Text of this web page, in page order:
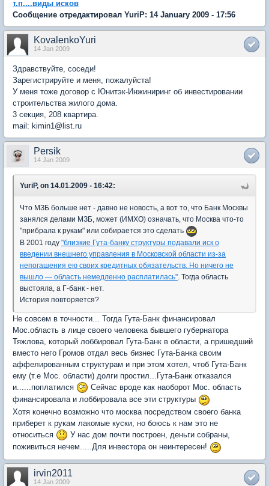
т.п....виды исков
Сообщение отредактировал YuriP: 14 January 2009 - 17:56
KovalenkoYuri
14 Jan 2009
Здравствуйте, соседи!
Зарегистрируйте и меня, пожалуйста!
У меня тоже договор с Юнитэк-Инжиниринг об инвестировании
строительства жилого дома.
3 секция, 208 квартира.
mail: kimin1@list.ru
Persik
14 Jan 2009
YuriP, on 14.01.2009 - 16:42:
Что МЗБ больше нет - давно не новость, а вот то, что Банк Москвы
занялся делами МЗБ, может (ИМХО) означать, что Москва что-то
"прибрала к рукам" или собирается это сделать
В 2001 году "близкие Гута-банку структуры подавали иск о
введении внешнего управления в Московской области из-за
непогашения ею своих кредитных обязательств. Но ничего не
вышло — область немедленно расплатилась" . Тогда область
выстояла, а Г-банк - нет.
История повторяется?
Не совсем в точности... Тогда Гута-Банк финансировал
Мос.область в лице своего человека бывшего губернатора
Тяжлова, который лоббировал Гута-Банк в области, а пришедший
вместо него Громов отдал весь бизнес Гута-Банка своим
аффелированным структурам и при этом хотел, чтоб Гута-Банк
ему (т.е Мос. области) долги простил...Гута-Банк отказался
и......поплатился
Сейчас вроде как наоборот Мос. область
финансировала и лоббировала все эти структуры
Хотя конечно возможно что москва посредством своего банка
приберет к рукам лакомые куски, но боюсь к нам это не
относиться
У нас дом почти построен, деньги собраны,
поживиться нечем.....Для инвестора он неинтересен!
irvin2011
14 Jan 2009